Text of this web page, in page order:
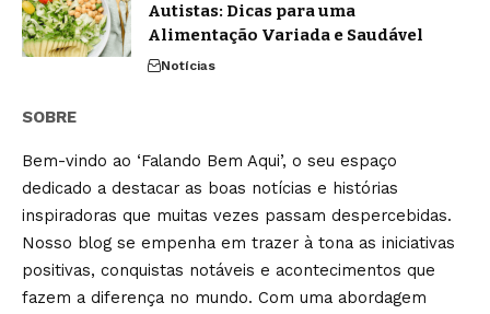
Autistas: Dicas para uma
Alimentação Variada e Saudável
Notícias
SOBRE
Bem-vindo ao ‘Falando Bem Aqui’, o seu espaço
dedicado a destacar as boas notícias e histórias
inspiradoras que muitas vezes passam despercebidas.
Nosso blog se empenha em trazer à tona as iniciativas
positivas, conquistas notáveis e acontecimentos que
fazem a diferença no mundo. Com uma abordagem